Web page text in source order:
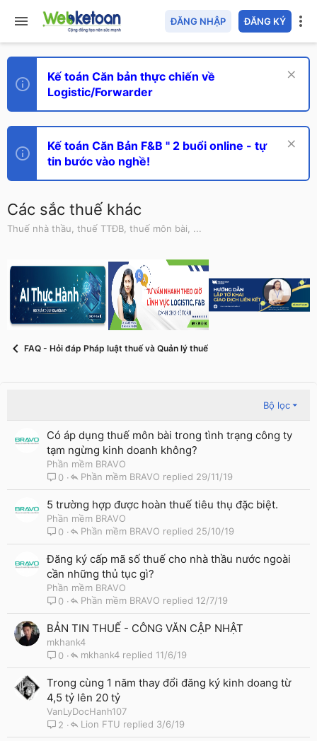
ĐĂNG NHẬP ĐĂNG KÝ
Kế toán Căn bản thực chiến về
Logistic/Forwarder
Kế toán Căn Bản F&B " 2 buổi online - tự
tin bước vào nghề!
Các sắc thuế khác
Thuế nhà thầu, thuế TTĐB, thuế môn bài, ...
FAQ - Hỏi đáp Pháp luật thuế và Quản lý thuế
Bộ lọc
Có áp dụng thuế môn bài trong tình trạng công ty
tạm ngừng kinh doanh không?
Phần mềm BRAVO
0
29/11/19
Phần mềm BRAVO
5 trường hợp được hoàn thuế tiêu thụ đặc biệt.
Phần mềm BRAVO
0
25/10/19
Phần mềm BRAVO
Đăng ký cấp mã số thuế cho nhà thầu nước ngoài
cần những thủ tục gì?
Phần mềm BRAVO
0
12/7/19
Phần mềm BRAVO
BẢN TIN THUẾ - CÔNG VĂN CẬP NHẬT
mkhank4
0
11/6/19
mkhank4
Trong cùng 1 năm thay đổi đăng ký kinh doang từ
4,5 tỷ lên 20 tỷ
VanLyDocHanh107
2
3/6/19
Lion FTU